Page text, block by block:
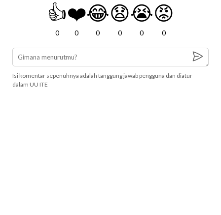
👍
0
❤️
0
😂
0
😧
0
😭
0
😡
0
Isi komentar sepenuhnya adalah tanggung jawab pengguna dan diatur
dalam UU ITE